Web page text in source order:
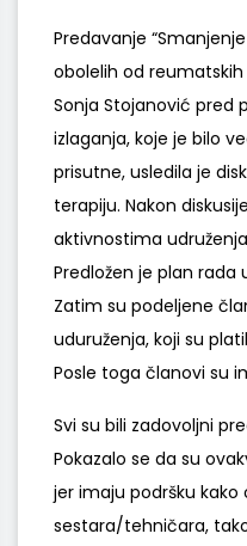
Predavanje
obolelih od reumatskih
Sonja Stojanović pred
izlaganja, koje je bilo
prisutne, usledila je
terapiju. Nakon
aktivnostima
Predložen je plan rada
Zatim su podeljene
uduruženja, koji su
Posle toga članovi su
Svi su bili zadovoljni
Pokazalo se da su
jer imaju podršku kako
sestara/tehničara,